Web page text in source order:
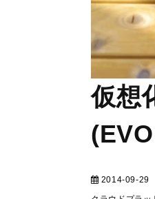
仮想
2014-09-29